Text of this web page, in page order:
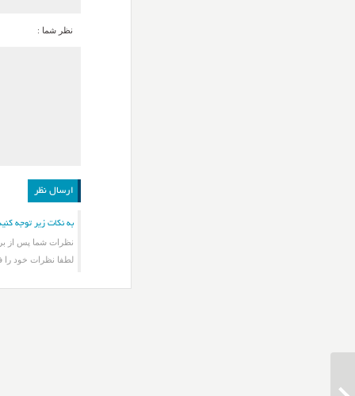
نظر شما :
به نکات زیر توجه
نظرات شما پس از
لطفا نظرات خود را